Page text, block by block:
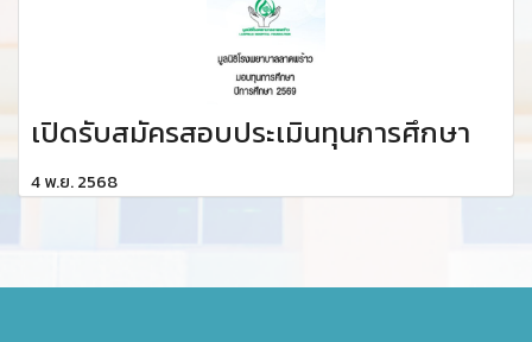
เปิดรับสมัครสอบประเมินทุนการศึกษา
4 พ.ย. 2568